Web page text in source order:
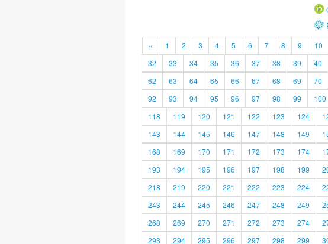
« 1 2 3 4 5 6 7 8 9 10
32
33 34 35 36 37 38 39 40
62
63 64 65 66 67 68 69 70
92
93 94 95 96 97 98 99 100
118
119 120 121 122 123 124
143
144 145 146 147 148 149
168
169 170 171 172 173 174
193
194 195 196 197 198 199
218
219 220 221 222 223 224
243
244 245 246 247 248 249
268
269 270 271 272 273 274
293
294 295 296 297 298 299